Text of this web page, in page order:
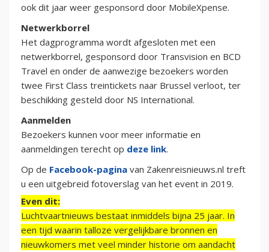
ook dit jaar weer gesponsord door MobileXpense.
Netwerkborrel
Het dagprogramma wordt afgesloten met een
netwerkborrel, gesponsord door Transvision en BCD
Travel en onder de aanwezige bezoekers worden
twee First Class treintickets naar Brussel verloot, ter
beschikking gesteld door NS International.
Aanmelden
Bezoekers kunnen voor meer informatie en
aanmeldingen terecht op deze link.
Op de Facebook-pagina van Zakenreisnieuws.nl treft
u een uitgebreid fotoverslag van het event in 2019.
Even dit:
Luchtvaartnieuws bestaat inmiddels bijna 25 jaar. In
een tijd waarin talloze vergelijkbare bronnen en
nieuwkomers met veel minder historie om aandacht